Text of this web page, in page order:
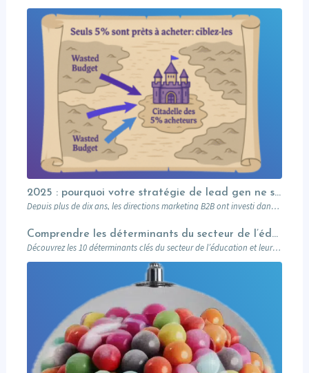
2025 : pourquoi votre stratégie de lead gen ne suffit plus (et comment l’Account-Based Marketing peut relancer vos performances)
Depuis plus de dix ans, les directions marketing B2B ont investi dans des plateformes…
Comprendre les déterminants du secteur de l’éducation et leurs impacts sur le marketing
Découvrez les 10 déterminants clés du secteur de l’éducation et leur impact sur le marketing : attentes des prospects, innovations digitales, impact sociétal, et stratégies pour des campagnes réussies. Un guide complet pour les professionnels du marketing éducatif.